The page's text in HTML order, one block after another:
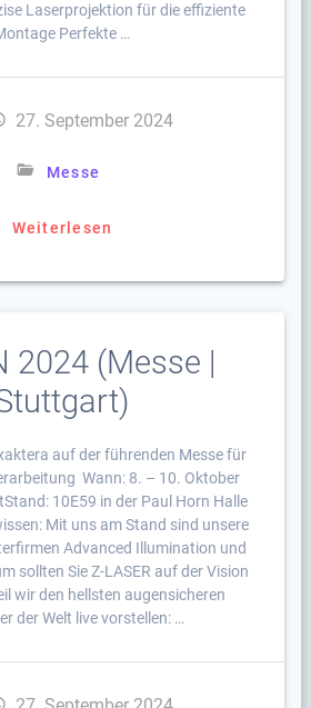
Laserprojektion für die effiziente
Perfekte …
27. September 2024
Messe
Weiterlesen
2024 (Messe |
auf der führenden Messe für
Wann: 8. – 10. Oktober
10E59 in der Paul Horn Halle
Mit uns am Stand sind unsere
Advanced Illumination und
sollten Sie Z-LASER auf der Vision
wir den hellsten augensicheren
der Welt live vorstellen: …